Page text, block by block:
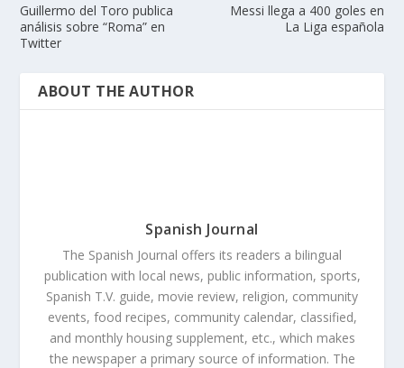
Guillermo del Toro publica
análisis sobre “Roma” en
Twitter
Messi llega a 400 goles en
La Liga española
ABOUT THE AUTHOR
Spanish Journal
The Spanish Journal offers its readers a bilingual
publication with local news, public information, sports,
Spanish T.V. guide, movie review, religion, community
events, food recipes, community calendar, classified,
and monthly housing supplement, etc., which makes
the newspaper a primary source of information. The